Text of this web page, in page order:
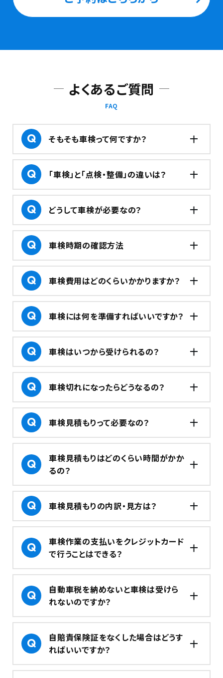
よくあるご質問
FAQ
そもそも車検って何ですか？
「車検」と「点検・整備」の違いは？
どうして車検が必要なの？
車検時期の確認方法
車検費用はどのくらいかかりますか？
車検には何を準備すればいいですか？
車検はいつから受けられるの？
車検切れになったらどうなるの？
車検見積もりって必要なの？
車検見積もりはどのくらい時間がかか
るの？
車検見積もりの内訳・見方は？
車検作業の支払いをクレジットカード
で行うことはできる？
自動車税を納めないと車検は受けら
れないのですか？
自賠責保険証をなくした場合はどうす
ればいいですか？